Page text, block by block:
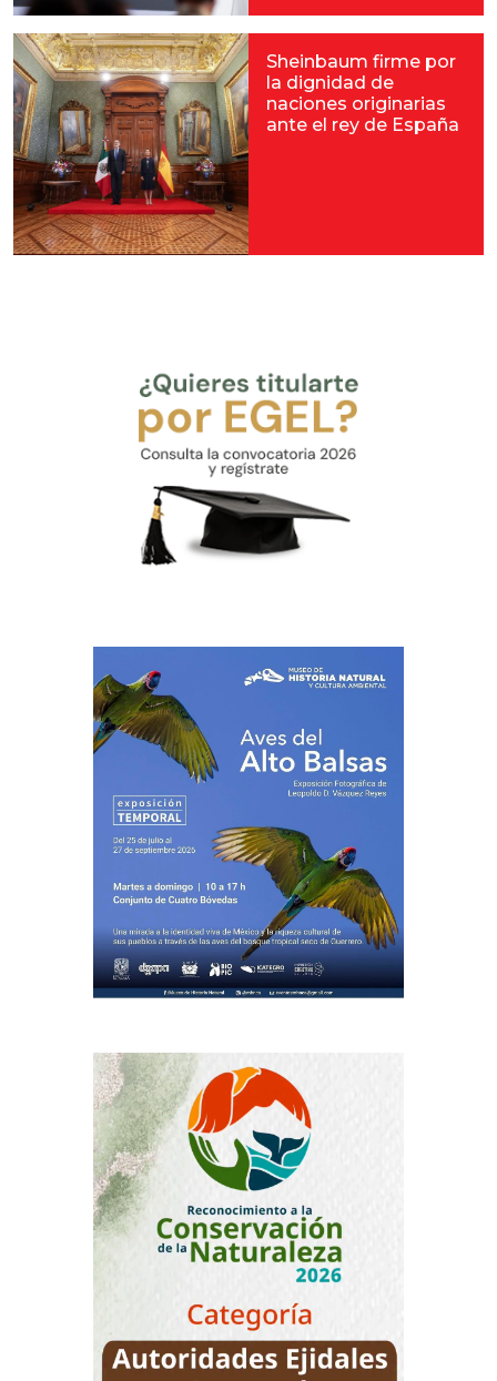
Sheinbaum firme por
la dignidad de
naciones originarias
ante el rey de España